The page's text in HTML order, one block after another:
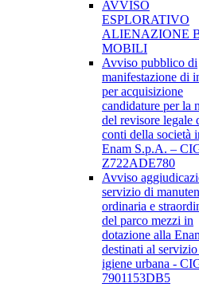
AVVISO
ESPLORATIVO
ALIENAZIONE
MOBILI
Avviso pubblico di
manifestazione di
per acquisizione
candidature per la
del revisore legale
conti della società
Enam S.p.A. –
Z722ADE780
Avviso
servizio di
ordinaria e
del parco mezzi in
dotazione alla
destinati al
igiene urbana -
7901153DB5